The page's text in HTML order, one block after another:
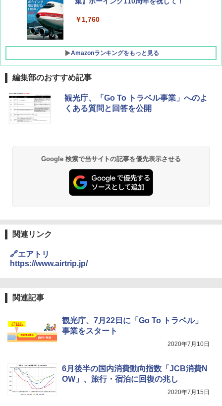
￥1,760
Amazonランキングをもっと見る
D40 地球の歩き方 チェンマイ タイ北部の魅
力的な町 2026～2027 地球の歩き方D アジア
地球の歩き方 スター・ウォーズ
￥2,695
A26 地球の歩き方 チェコ ポーランド スロヴ
￥2,277
[キャンパーズコレクション 山善] ポップアッ
プテント 傘みたいに広げて畳める パッとサ
ッとサンシェード キューブ フルクローズ メ
￥6,830
PYKES PEAK (パイクスピーク) 着替えテン
ト プライバシー テント 【中が透けない】 1
人用 折りたたみ 防災グッズ 災害用トイレ ビ
易 トイレテント (ブラック)
テント ワンタッチ RENEW 幅200 2-3人用 43
[キャンパーズコレクション 山善] 傘みたいに
広げるだけ パッとサッとテント ブラックコ
ーティング フルクローズ メッシュ 3-4人用
簡単設置 ポップアップテント エクルベージ
￥9,990
GRANDOOR ステンレス保冷剤 2個セット 2
026リニューアル 急速冷凍 空間倍増 衛生的
コンパクト 保冷力長持ち
BUNDOK(バンドック)ソロ ドーム 1 EX BDK
レーム ドーム型 テント
￥14,800
￥6,459
秒）射程5～10m 安全ロック搭載 携帯収納袋
付き ヒグマ・イノシシ対策 自治体・教育機
関の購入実績 登山・キャンプ・アウトドア・
防災用品 長期保存可能 緊急時用 日本国内発
￥3,680
編集部のおすすめ記事
観光庁、「Go To トラベル事業」へのよ
くある質問と回答を公開
Google 検索で当サイトの記事を優先表示させる
関連リンク
🔗エアトリ
https://www.airtrip.jp/
関連記事
観光庁、7月22日に「Go To トラベル」
事業をスタート
2020年7月10日
6月後半の国内消費動向指数「JCB消費N
OW」、旅行・宿泊に回復の兆し
2020年7月15日